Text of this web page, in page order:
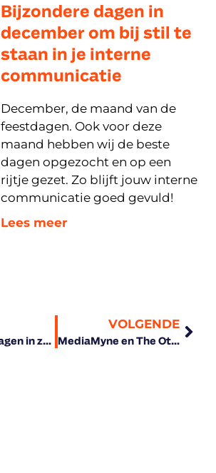
Bijzondere dagen in
december om bij stil te
staan in je interne
communicatie
December, de maand van de
feestdagen. Ook voor deze
maand hebben wij de beste
dagen opgezocht en op een
rijtje gezet. Zo blijft jouw interne
communicatie goed gevuld!
Lees meer
Bijzondere dagen in zomerperiode om bij stil te staan in je interne communicatie
VOLGENDE
MediaMyne en The Others Online gaan samen verder